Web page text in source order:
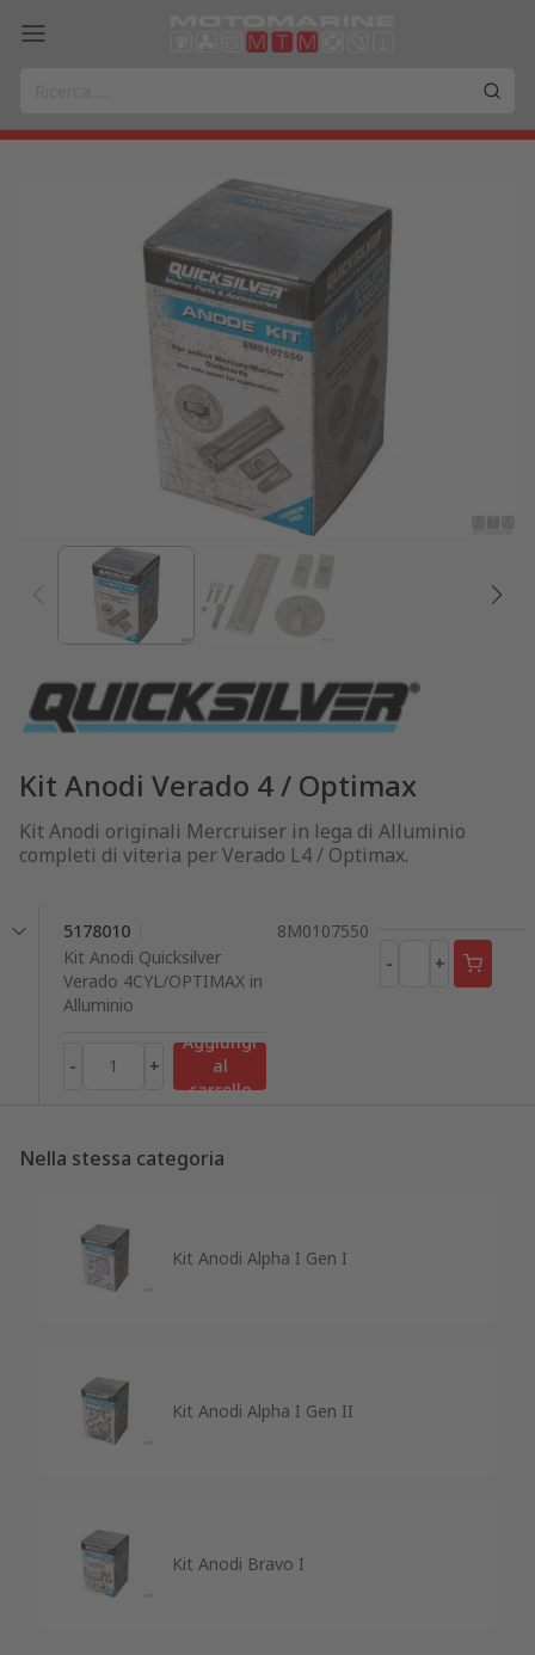
Kit Anodi Verado 4 / Optimax
Kit Anodi originali Mercruiser in lega di Alluminio
completi di viteria per Verado L4 / Optimax.
5178010
Kit Anodi Quicksilver
Verado 4CYL/OPTIMAX in
Alluminio
- +
Aggiungi
al
carrello
8M0107550
-
+
Nella stessa categoria
Kit Anodi Alpha I Gen I
Kit Anodi Alpha I Gen II
Kit Anodi Bravo I